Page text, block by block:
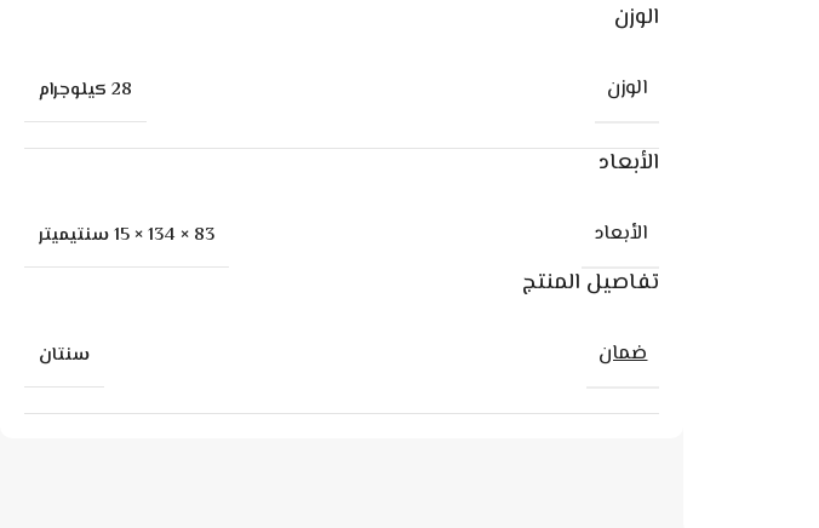
الوزن
الوزن 28 كيلوجرام
الأبعاد
الأبعاد 83 × 134 × 15 سنتيميتر
تفاصيل المنتج
ضمان سنتان